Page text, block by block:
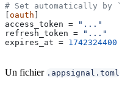
# Set automatically by
[oauth ]
access_token =
"..."
refresh_token =
"..."
expires_at = 1742324400
Un fichier .appsignal.toml